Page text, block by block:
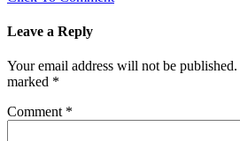
Leave a Reply
Your email address will not be published.
marked *
Comment *